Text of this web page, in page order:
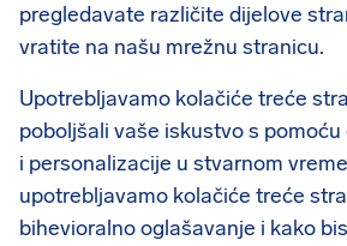
pregledavate različite dijelove
vratite na našu mrežnu stranicu.
Upotrebljavamo kolačiće treće
poboljšali vaše iskustvo s
i personalizacije u stvarnom
upotrebljavamo kolačiće treće
bihevioralno oglašavanje i kako